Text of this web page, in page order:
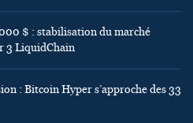
$ : stabilisation du marché
3 LiquidChain
: Bitcoin Hyper s’approche des 33